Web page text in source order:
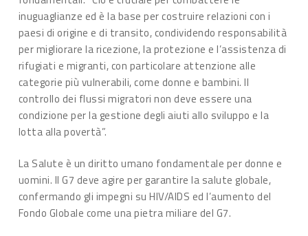
inuguaglianze ed è la base per costruire relazioni con i
paesi di origine e di transito, condividendo responsabilità
per migliorare la ricezione, la protezione e l’assistenza di
rifugiati e migranti, con particolare attenzione alle
categorie più vulnerabili, come donne e bambini. Il
controllo dei flussi migratori non deve essere una
condizione per la gestione degli aiuti allo sviluppo e la
lotta alla povertà”.
La Salute è un diritto umano fondamentale per donne e
uomini. Il G7 deve agire per garantire la salute globale,
confermando gli impegni su HIV/AIDS ed l’aumento del
Fondo Globale come una pietra miliare del G7.